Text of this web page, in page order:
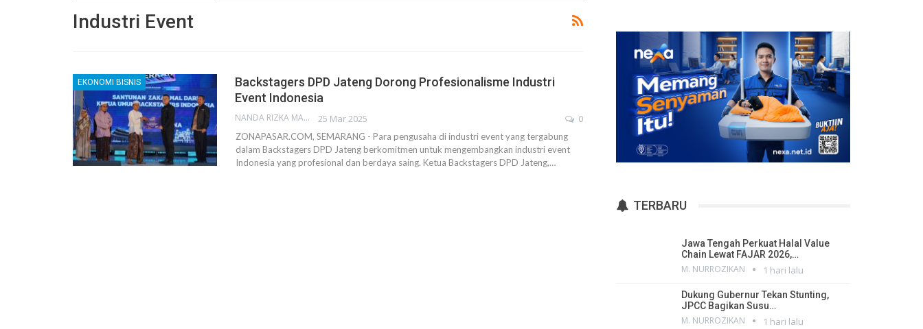
Industri Event
EKONOMI BISNIS
Backstagers DPD Jateng Dorong Profesionalisme Industri
Event Indonesia
NANDA RIZKA MAHENDRA 25 Mar 2025 0
ZONAPASAR.COM, SEMARANG - Para pengusaha di industri event yang tergabung
dalam Backstagers DPD Jateng berkomitmen untuk mengembangkan industri event
Indonesia yang profesional dan berdaya saing. Ketua Backstagers DPD Jateng,…
TERBARU
Jawa Tengah Perkuat Halal Value
Chain Lewat FAJAR 2026,…
M. NURROZIKAN 1 hari lalu
Dukung Gubernur Tekan Stunting,
JPCC Bagikan Susu…
M. NURROZIKAN 1 hari lalu